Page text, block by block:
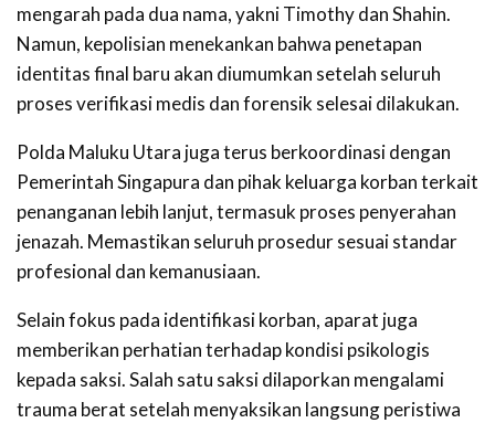
mengarah pada dua nama, yakni Timothy dan Shahin.
Namun, kepolisian menekankan bahwa penetapan
identitas final baru akan diumumkan setelah seluruh
proses verifikasi medis dan forensik selesai dilakukan.
Polda Maluku Utara juga terus berkoordinasi dengan
Pemerintah Singapura dan pihak keluarga korban terkait
penanganan lebih lanjut, termasuk proses penyerahan
jenazah. Memastikan seluruh prosedur sesuai standar
profesional dan kemanusiaan.
Selain fokus pada identifikasi korban, aparat juga
memberikan perhatian terhadap kondisi psikologis
kepada saksi. Salah satu saksi dilaporkan mengalami
trauma berat setelah menyaksikan langsung peristiwa